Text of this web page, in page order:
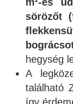
sörözőt
hegység
A
található